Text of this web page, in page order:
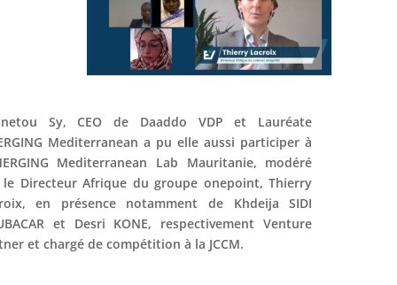
Sy, CEO de Daaddo VDP et Lauréate
Mediterranean a pu elle aussi participer à
Mediterranean Lab Mauritanie, modéré
Directeur Afrique du groupe onepoint, Thierry
en présence notamment de Khdeija SIDI
et Desri KONE, respectivement Venture
et chargé de compétition à la JCCM.